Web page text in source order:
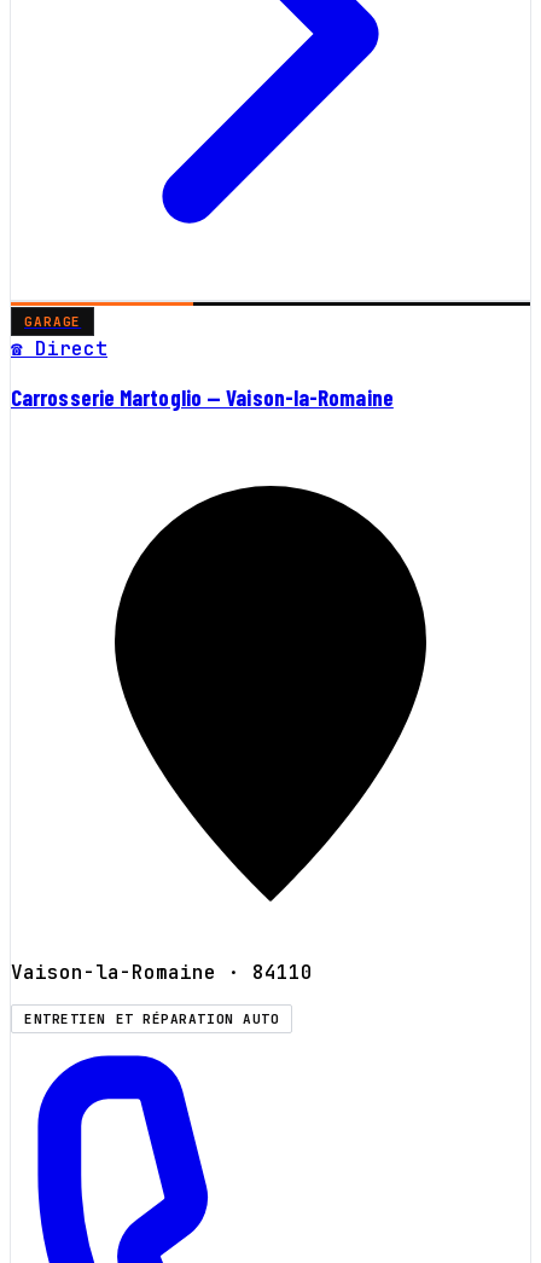
GARAGE
☎ Direct
Carrosserie Martoglio — Vaison-la-Romaine
Vaison-la-Romaine · 84110
ENTRETIEN ET RÉPARATION AUTO